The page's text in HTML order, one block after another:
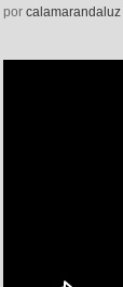
por calamarandaluz